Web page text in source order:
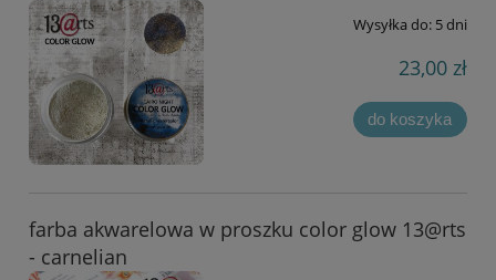
Wysyłka do: 5 dni
23,00 zł
do koszyka
farba akwarelowa w proszku color glow 13@rts
- carnelian